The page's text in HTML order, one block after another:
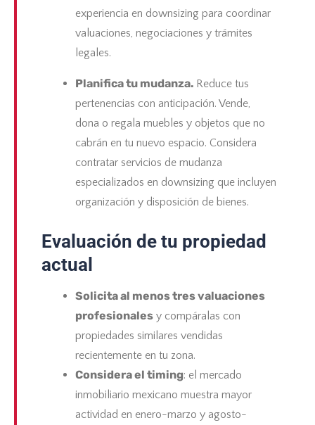
experiencia en downsizing para coordinar
valuaciones, negociaciones y trámites
legales.
Planifica tu mudanza. Reduce tus
pertenencias con anticipación. Vende,
dona o regala muebles y objetos que no
cabrán en tu nuevo espacio. Considera
contratar servicios de mudanza
especializados en downsizing que incluyen
organización y disposición de bienes.
Evaluación de tu propiedad
actual
Solicita al menos tres valuaciones
profesionales y compáralas con
propiedades similares vendidas
recientemente en tu zona.
Considera el timing: el mercado
inmobiliario mexicano muestra mayor
actividad en enero-marzo y agosto-